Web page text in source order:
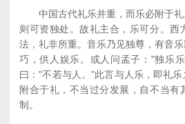
中国古代礼乐并重，而乐必附于礼
则可资独处。故礼主合，乐可分。西
法，礼非所重。音乐乃见独尊，有音
巧，供人娱乐。或人问孟子："独乐
曰："不若与人。"此言与人乐，即礼
附合于礼，不当过分发展，自不当有
制。